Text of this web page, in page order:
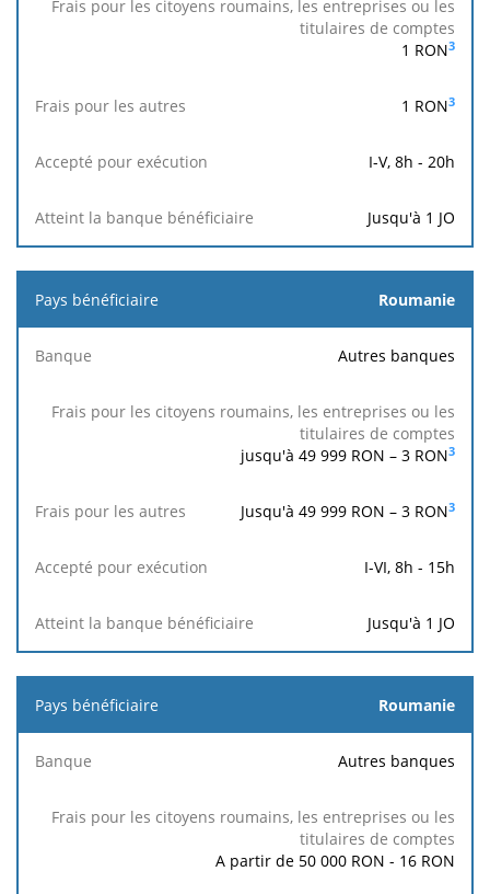
citoyens
ou les
comptes
1 RON3
1 RON3
I-V, 8h - 20h
Jusqu'à 1 JO
Roumanie
Autres banques
jusqu'à 49 999 RON – 3 RON3
Jusqu'à 49 999 RON – 3 RON3
I-VI, 8h - 15h
Jusqu'à 1 JO
Roumanie
Autres banques
A partir de 50 000 RON - 16 RON